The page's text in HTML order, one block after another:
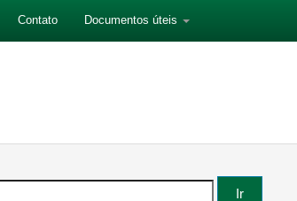
Contato Documentos úteis